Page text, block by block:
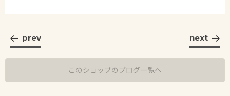
prev next
このショップのブログ一覧へ